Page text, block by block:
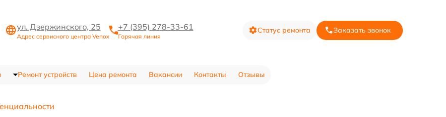
ул. Дзержинского, 25
Адрес сервисного центра Venox
+7 (395) 278-33-61
Горячая линия
Статус ремонта Заказать звонок
Ремонт устройств Цена ремонта Вакансии Контакты Отзывы